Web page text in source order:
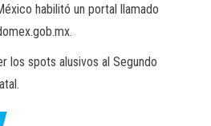
habilitó un portal llamado
los spots alusivos al Segundo